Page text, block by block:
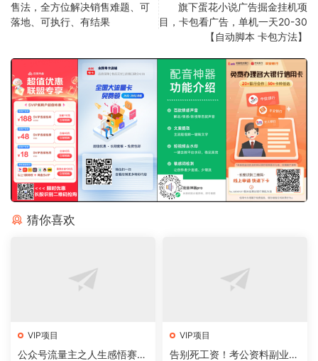
售法，全方位解决销售难题、可
落地、可执行、有结果
旗下蛋花小说广告掘金挂机项
目，卡包看广告，单机一天20-30
【自动脚本 卡包方法】
猜你喜欢
VIP项目
公众号流量主之人生感悟赛
VIP项目
告别死工资！考公资料副业，